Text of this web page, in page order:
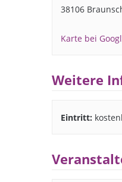
38106
Karte bei
Weitere
Eintritt: